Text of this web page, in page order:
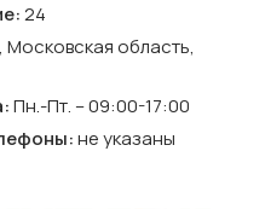
24
Московская область,
Пн.-Пт. – 09:00-17:00
не указаны